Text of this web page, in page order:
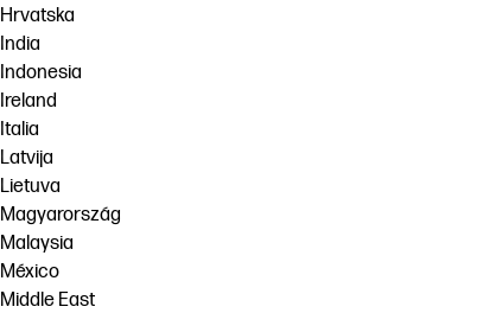
Hrvatska
India
Indonesia
Ireland
Italia
Latvija
Lietuva
Magyarország
Malaysia
México
Middle East